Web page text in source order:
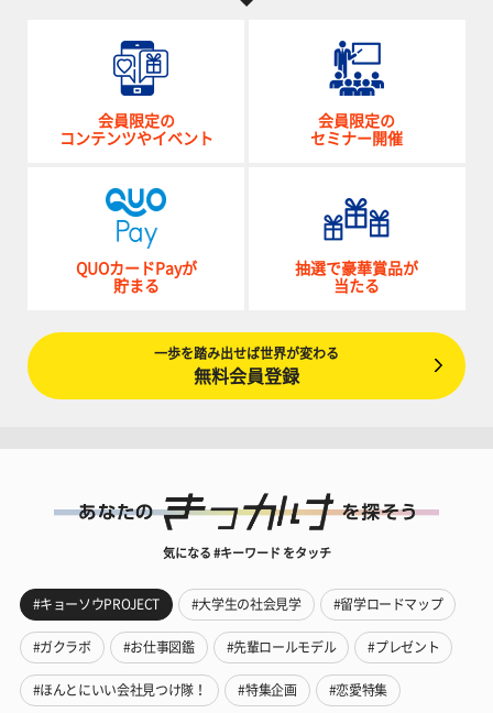
会員限定の
コンテンツやイベント
会員限定の
セミナー開催
QUOカードPayが
貯まる
抽選で豪華賞品が
当たる
一歩を踏み出せば世界が変わる
無料会員登録
気になる #キーワード をタッチ
#キョーソウPROJECT #大学生の社会見学 #留学ロードマップ
#ガクラボ #お仕事図鑑 #先輩ロールモデル #プレゼント
#ほんとにいい会社見つけ隊！ #特集企画 #恋愛特集